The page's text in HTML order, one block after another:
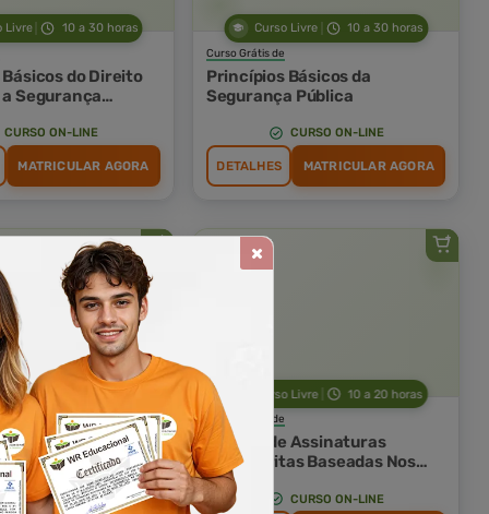
Livre 10 a 30 horas
do Direito
Segurança
CURSO ON-LINE
MATRICULAR AGORA
Curso Livre 10 a 30 horas
Curso Grátis de
Princípios Básicos da
Segurança Pública
CURSO ON-LINE
DETALHES MATRICULAR AGORA
Livre 10 a 30 horas
da Sustentabilidade
de Arquitetura
CURSO ON-LINE
Curso Livre 10 a 20 horas
Curso Grátis de
Análise de Assinaturas
Manuscritas Baseadas Nos
Princípios da Grafoscopia
CURSO ON-LINE